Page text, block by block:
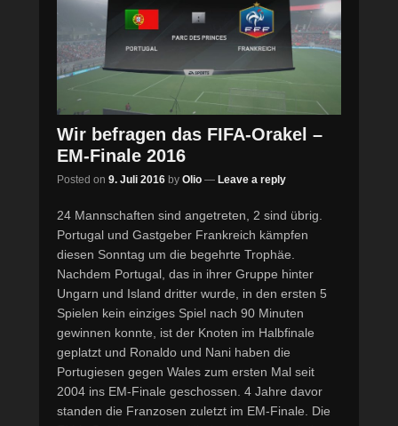
Wir befragen das FIFA-Orakel –
EM-Finale 2016
Posted on 9. Juli 2016 by Olio — Leave a reply
24 Mannschaften sind angetreten, 2 sind übrig.
Portugal und Gastgeber Frankreich kämpfen
diesen Sonntag um die begehrte Trophäe.
Nachdem Portugal, das in ihrer Gruppe hinter
Ungarn und Island dritter wurde, in den ersten 5
Spielen kein einziges Spiel nach 90 Minuten
gewinnen konnte, ist der Knoten im Halbfinale
geplatzt und Ronaldo und Nani haben die
Portugiesen gegen Wales zum ersten Mal seit
2004 ins EM-Finale geschossen. 4 Jahre davor
standen die Franzosen zuletzt im EM-Finale. Die